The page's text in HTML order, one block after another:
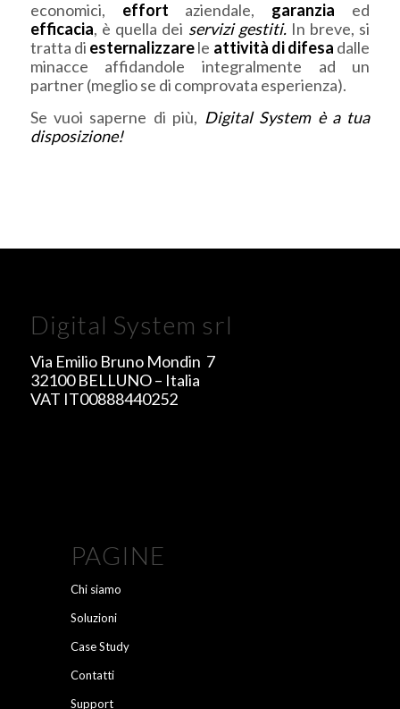
economici, effort aziendale, garanzia ed
efficacia, è quella dei servizi gestiti.In breve, si
tratta di esternalizzarele attività di difesa dalle
minacce affidandole integralmente ad un
partner (meglio se di comprovata esperienza).
Se vuoi saperne di più, Digital System è a tua
disposizione!
Digital System srl
Via Emilio Bruno Mondin 7
32100 BELLUNO – Italia
VAT IT00888440252
PAGINE
Chi siamo
Soluzioni
Case Study
Contatti
Support